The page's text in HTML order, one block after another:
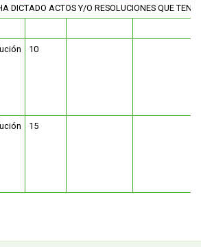
DICTADO ACTOS Y/O RESOLUCIONES QUE
10
15